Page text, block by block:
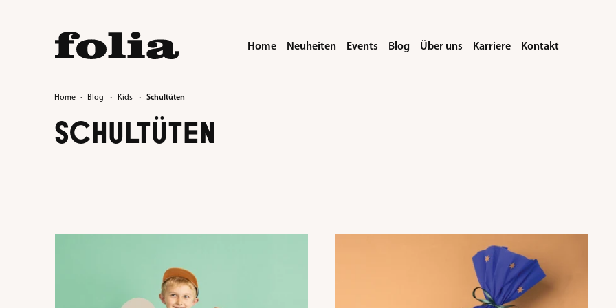
Home Neuheiten Events Blog Über uns Karriere Kontakt
Home Blog · Kids · Schultüten
SCHULTÜTEN